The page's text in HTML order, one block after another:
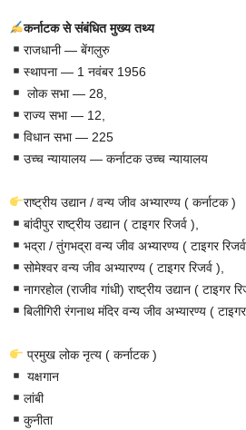
कर्नाटक से संबंधित मुख्य तथ्य
राजधानी — बेंगलुरु
स्थापना — 1 नवंबर 1956
लोक सभा — 28,
राज्य सभा — 12,
विधान सभा — 225
उच्च न्यायालय — कर्नाटक उच्च न्यायालय
राष्ट्रीय उद्यान / वन्य जीव अभ्यारण्य ( कर्नाटक )
बांदीपुर राष्ट्रीय उद्यान ( टाइगर रिजर्व ),
भद्रा / तुंगभद्रा वन्य जीव अभ्यारण्य ( टाइगर
सोमेश्वर वन्य जीव अभ्यारण्य ( टाइगर रिजर्व ),
नागरहोल (राजीव गांधी) राष्ट्रीय उद्यान ( टाइगर
बिलीगिरी रंगनाथ मंदिर वन्य जीव अभ्यारण्य (
प्रमुख लोक नृत्य ( कर्नाटक )
यक्षगान
लांबी
कुनीता